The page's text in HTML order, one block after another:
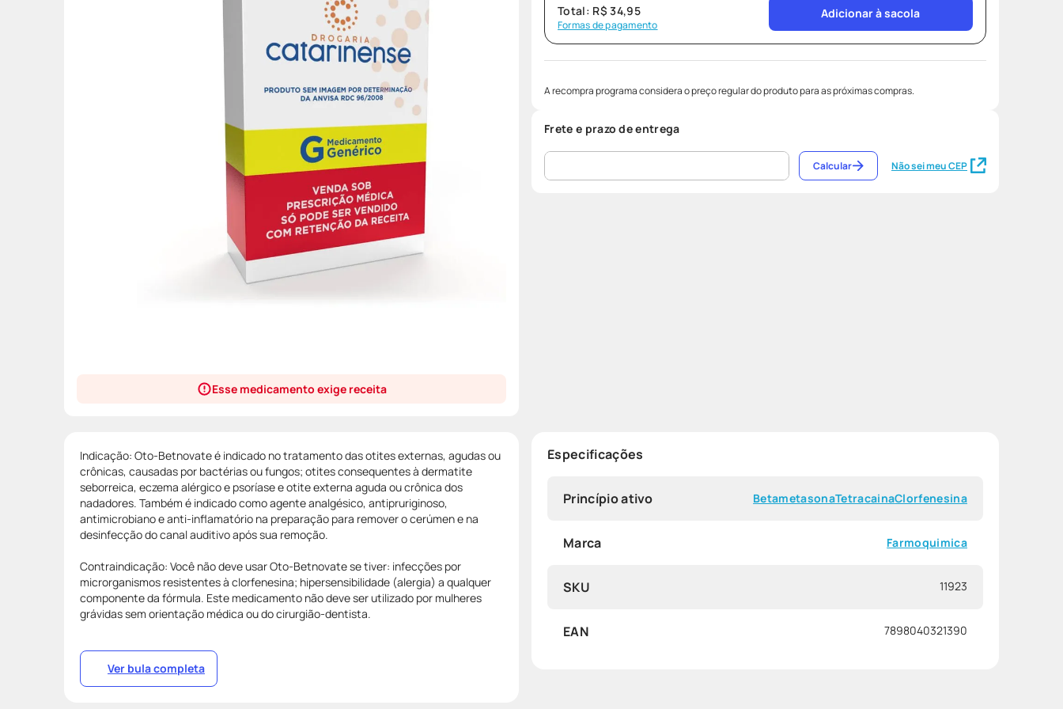
Esse medicamento exige receita
Total: R$ 34,95
Formas de pagamento
Adicionar à sacola
A recompra programa considera o preço regular do produto para as próximas compras.
Frete e prazo de entrega
Não sei meu CEP
Calcular
Indicação: Oto-Betnovate é indicado no tratamento das otites externas, agudas ou
crônicas, causadas por bactérias ou fungos; otites consequentes à dermatite
seborreica, eczema alérgico e psoríase e otite externa aguda ou crônica dos
nadadores. Também é indicado como agente analgésico, antipruriginoso,
antimicrobiano e anti-inflamatório na preparação para remover o cerúmen e na
desinfecção do canal auditivo após sua remoção.
Contraindicação: Você não deve usar Oto-Betnovate se tiver: infecções por
microrganismos resistentes à clorfenesina; hipersensibilidade (alergia) a qualquer
componente da fórmula. Este medicamento não deve ser utilizado por mulheres
grávidas sem orientação médica ou do cirurgião-dentista.
Ver bula completa
Especificações
Princípio ativo BetametasonaTetracainaClorfenesina
Marca Farmoquimica
SKU 11923
EAN 7898040321390